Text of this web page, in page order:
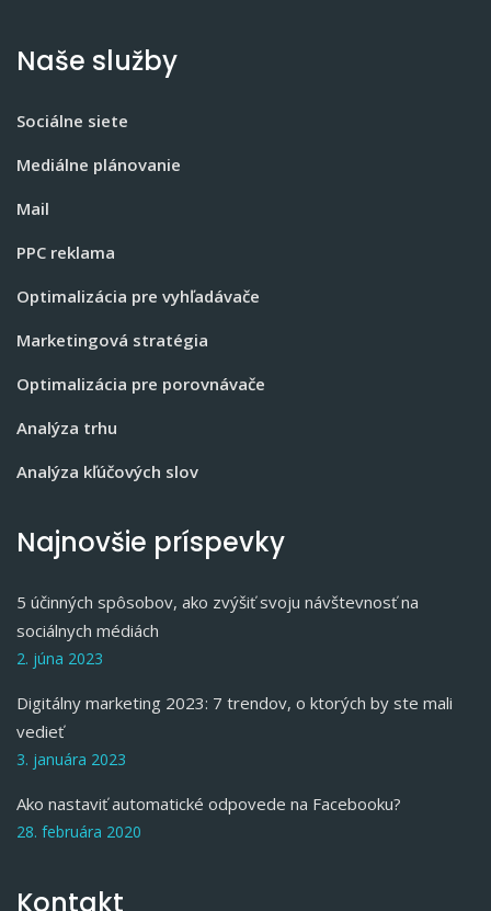
Naše služby
Sociálne siete
Mediálne plánovanie
Mail
PPC reklama
Optimalizácia pre vyhľadávače
Marketingová stratégia
Optimalizácia pre porovnávače
Analýza trhu
Analýza kľúčových slov
Najnovšie príspevky
5 účinných spôsobov, ako zvýšiť svoju návštevnosť na
sociálnych médiách
2. júna 2023
Digitálny marketing 2023: 7 trendov, o ktorých by ste mali
vedieť
3. januára 2023
Ako nastaviť automatické odpovede na Facebooku?
28. februára 2020
Kontakt